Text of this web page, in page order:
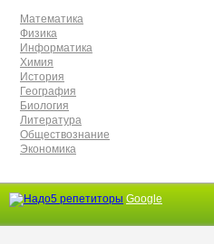
Математика
Физика
Информатика
Химия
История
География
Биология
Литература
Обществознание
Экономика
Google